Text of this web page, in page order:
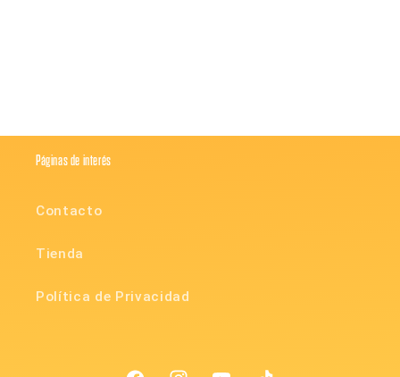
Páginas de interés
Contacto
Tienda
Política de Privacidad